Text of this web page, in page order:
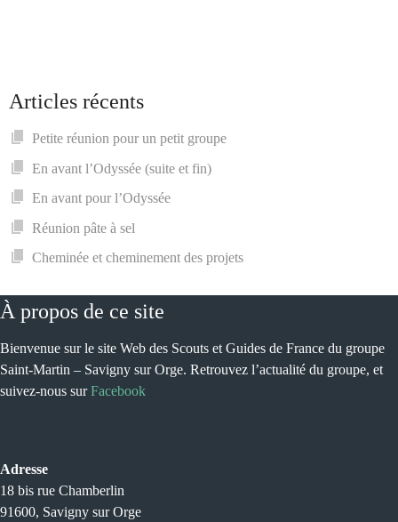
Articles récents
Petite réunion pour un petit groupe
En avant l’Odyssée (suite et fin)
En avant pour l’Odyssée
Réunion pâte à sel
Cheminée et cheminement des projets
À propos de ce site
Bienvenue sur le site Web des Scouts et Guides de France du groupe
Saint-Martin – Savigny sur Orge. Retrouvez l’actualité du groupe, et
suivez-nous surFacebook
Adresse
18 bis rue Chamberlin
91600, Savigny sur Orge